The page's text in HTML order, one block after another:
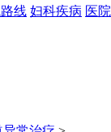
线 妇科疾病 医